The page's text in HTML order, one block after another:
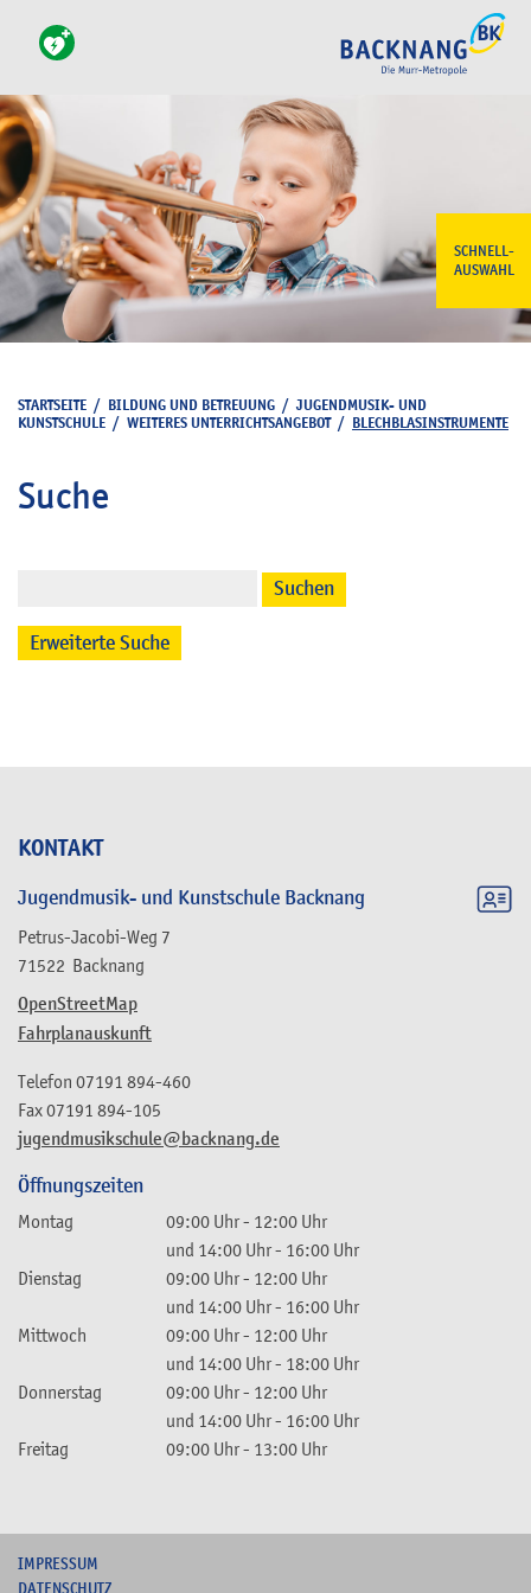
SCHNELL-
AUSWAHL
KONTAKT
Jugendmusik- und Kunstschule Backnang
Petrus-Jacobi-Weg 7
71522 Backnang
OpenStreetMap
Fahrplanauskunft
jugendmusikschule@backnang.de
Telefon 07191 894-460
Fax07191 894-105
Öffnungszeiten
Montag 09:00 Uhr- 12:00 Uhr
und 14:00 Uhr- 16:00 Uhr
Dienstag
09:00 Uhr- 12:00 Uhr
und 14:00 Uhr- 16:00 Uhr
Mittwoch
09:00 Uhr- 12:00 Uhr
und 14:00 Uhr- 18:00 Uhr
Donnerstag
09:00 Uhr- 12:00 Uhr
und 14:00 Uhr- 16:00 Uhr
Freitag
09:00 Uhr- 13:00 Uhr
STARTSEITE / BILDUNG UND BETREUUNG /JUGENDMUSIK- UND
KUNSTSCHULE / WEITERES UNTERRICHTSANGEBOT / BLECHBLASINSTRUMENTE
Suche
Suchen
Erweiterte Suche
IMPRESSUM
DATENSCHUTZ